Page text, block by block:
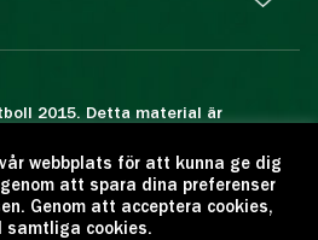
2015. Detta material är
kopiering är förbjuden.
men ange källan:
Ansvarig utgivare:
webbplats för att kunna ge dig
att spara dina preferenser
Genom att acceptera cookies,
samtliga cookies.